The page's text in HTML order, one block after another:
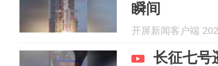
瞬间
开屏新闻客户端
长征七号